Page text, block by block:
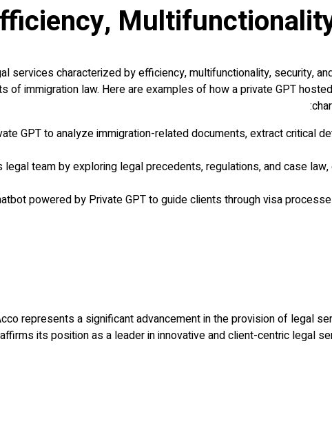
services characterized by efficiency, multifunctionality, security,
immigration law. Here are examples of how a private GPT
GPT to analyze immigration-related documents, extract critical
team by exploring legal precedents, regulations, and case
powered by Private GPT to guide clients through visa
represents a significant advancement in the provision of legal
its position as a leader in innovative and client-centric legal